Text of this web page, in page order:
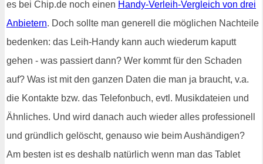
es bei Chip.de noch einen Handy-Verleih-Vergleich von drei
Anbietern. Doch sollte man generell die möglichen Nachteile
bedenken: das Leih-Handy kann auch wiederum kaputt
gehen - was passiert dann? Wer kommt für den Schaden
auf? Was ist mit den ganzen Daten die man ja braucht, v.a.
die Kontakte bzw. das Telefonbuch, evtl. Musikdateien und
Ähnliches. Und wird danach auch wieder alles professionell
und gründlich gelöscht, genauso wie beim Aushändigen?
Am besten ist es deshalb natürlich wenn man das Tablet